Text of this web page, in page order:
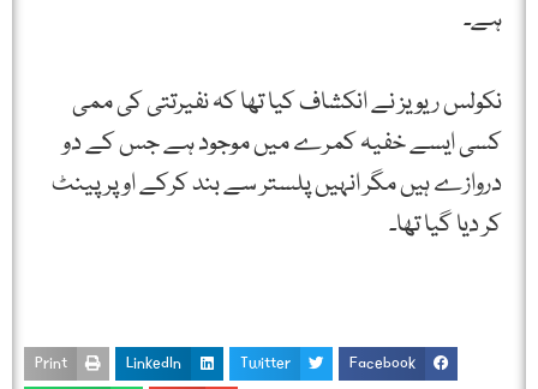
ہے۔
نکولس ریویز نے انکشاف کیا تھا کہ نفیرتتی کی ممی
کسی ایسے خفیہ کمرے میں موجود ہے جس کے دو
دروازے ہیں مگر انہیں پلستر سے بند کرکے اوپر پینٹ
کر دیا گیا تھا۔
Facebook
Twitter
LinkedIn
Print